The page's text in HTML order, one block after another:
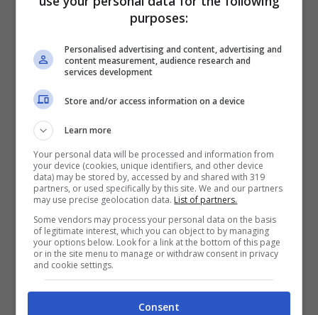
Giampiero Cioffredi, coordinatore Libera
Questura di Frosinoneper la celerità con la
quale a distanza di poche ore stanno
chiarendo il contesto e i responsabili della
sparatoria. C
venga chiarito il movente ma non possiamo
non rappresentare che nell’intero territorio
della provincia di Frosinoneil traffico di
stupefacenti continua a rappresentare la più
importante attività per la criminalità
organizzata,con un ruolo non secondario
riconducibile ad organizzazioni criminali
purposes:
Personalised advertising and content, advertising and
content measurement, audience research and
services development
Store and/or access information on a device
Learn more
Your personal data will be processed and information from
your device (cookies, unique identifiers, and other device
data) may be stored by, accessed by and shared with 319
partners, or used specifically by this site. We and our partners
may use precise geolocation data. List of partners.
Some vendors may process your personal data on the basis
of legitimate interest, which you can object to by managing
your options below. Look for a link at the bottom of this page
or in the site menu to manage or withdraw consent in privacy
and cookie settings.
Consent